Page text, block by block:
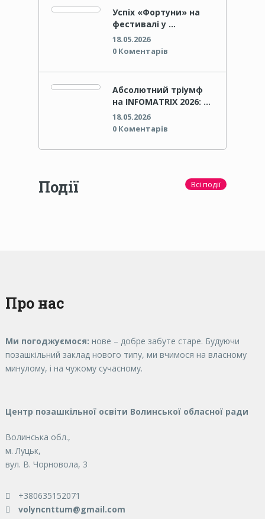
Успіх «Фортуни» на
фестивалі у …
18.05.2026
0 Коментарів
Абсолютний тріумф
на INFOMATRIX 2026: …
18.05.2026
0 Коментарів
Події Всі події
Про нас
Ми погоджуємося: нове – добре забуте старе. Будуючи
позашкільний заклад нового типу, ми вчимося на власному
минулому, і на чужому сучасному.
Центр позашкільної освіти Волинської обласної ради
Волинська обл.,
м. Луцьк,
вул. В. Чорновола, 3
+380635152071
volyncnttum@gmail.com